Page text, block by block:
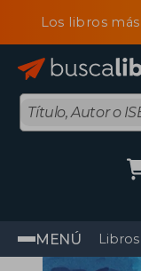
Los libros
MENÚ